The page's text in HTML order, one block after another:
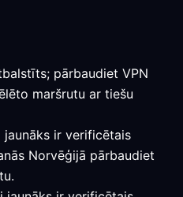
pārbaudiet VPN
maršrutu ar tiešu
jaunāks ir verificētais
Norvēģijā pārbaudiet